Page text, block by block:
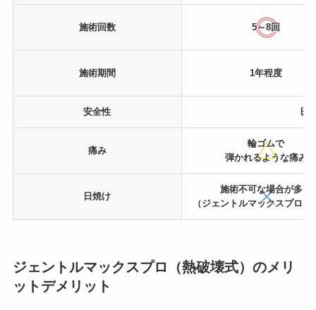
施術回数 5～8回
施術期間 1年程度
安全性 医
痛み
輪ゴムで
弾かれるような痛み
日焼け
施術不可な場合が多い
（ジェントルマックスプロは
ジェントルマックスプロ（熱破壊式）のメリ
ットデメリット